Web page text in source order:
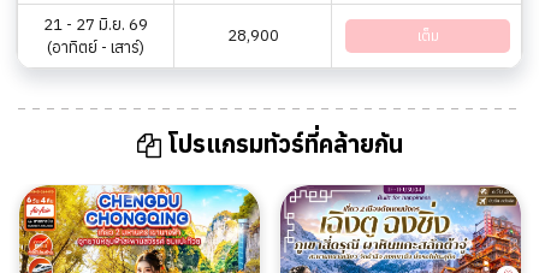
21 - 27 มิ.ย. 69
(อาทิตย์ - เสาร์)
28,900 เต็ม
โปรแกรมทัวร์ที่คล้ายกัน